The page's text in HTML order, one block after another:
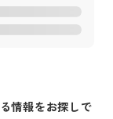
情報をお探しで